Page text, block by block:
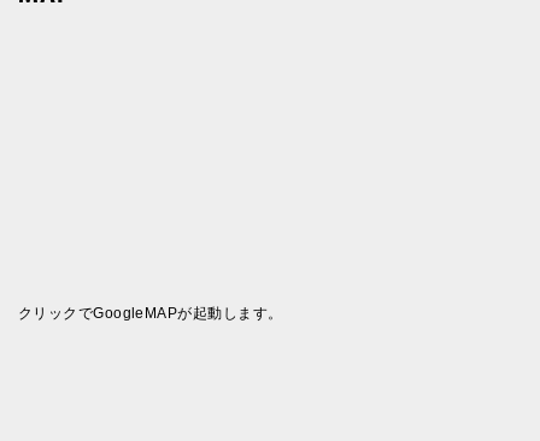
クリックでGoogleMAPが起動します。